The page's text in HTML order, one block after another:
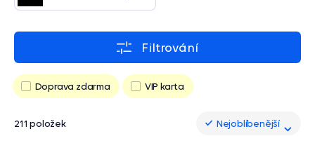
Filtrování
Doprava zdarma VIP karta
211 položek Nejoblíbenější
Nejoblíbenější